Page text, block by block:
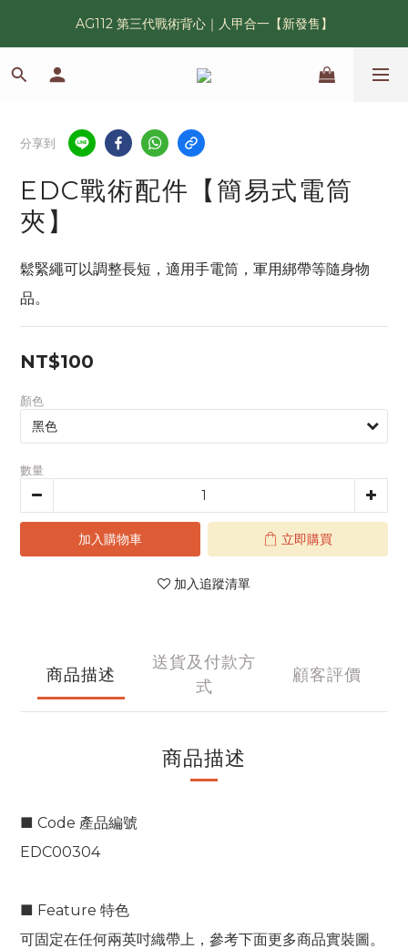
漢光42 傲骨紀念臂章｜滿 6500 贈送一片！
AG112 第三代戰術背心｜人甲合一【新發售】
鯊魚鰭圓邊帽｜高透氣、會呼吸的戰術奔尼帽
分享到
EDC戰術配件【簡易式電筒
夾】
鬆緊繩可以調整長短，適用手電筒，軍用綁帶等隨身物
品。
NT$100
顏色
數量
加入購物車 立即購買
加入追蹤清單
商品描述
送貨及付款方
式
顧客評價
商品描述
■ Code 產品編號
EDC00304
■ Feature 特色
可固定在任何兩英吋織帶上，參考下面更多商品實裝圖。